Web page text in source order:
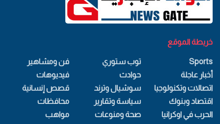
خريطة الموقع
Sports
أخبار عاجلة
اتصالات وتكنولوجيا
اقتصاد وبنوك
الحرب في اوكرانيا
توب ستوري
حوادث
سوشيال وترند
سياسة وتقارير
صحة ومنوعات
فن ومشاهير
فيديوهات
قصص إنسانية
محافظات
مواهب